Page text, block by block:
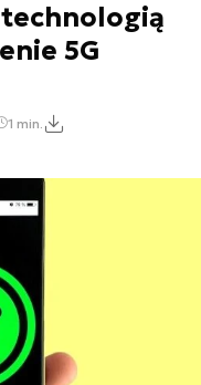
technologią
5G
1 min.